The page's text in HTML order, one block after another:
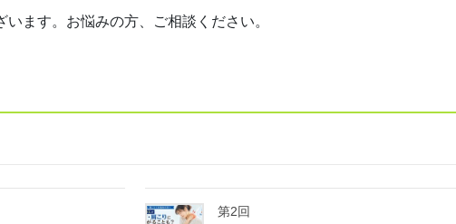
ます。お悩みの方、ご相談ください。
第2回